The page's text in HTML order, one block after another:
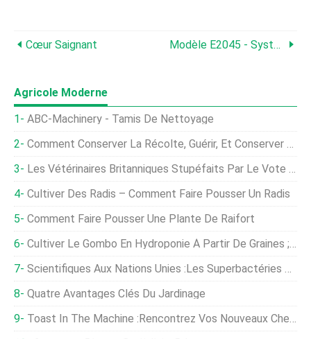
Cœur Saignant Modèle E2045 - Système Minigator
Agricole Moderne
ABC-Machinery - Tamis De Nettoyage
Comment Conserver La Récolte, Guérir, Et Conserver Les Courges D'hiver
Les Vétérinaires Britanniques Stupéfaits Par Le Vote Des Députés Contre L'amendement Au Projet De Loi Sur L'agriculture Sur Les Normes D'importation
Cultiver Des Radis – Comment Faire Pousser Un Radis
Comment Faire Pousser Une Plante De Raifort
Cultiver Le Gombo En Hydroponie À Partir De Graines ; Plantation; Se Soucier
Scientifiques Aux Nations Unies :les Superbactéries Résistantes Aux Antibiotiques Ne Sont Pas Une Blague
Quatre Avantages Clés Du Jardinage
Toast In The Machine :rencontrez Vos Nouveaux Chefs Informatiques